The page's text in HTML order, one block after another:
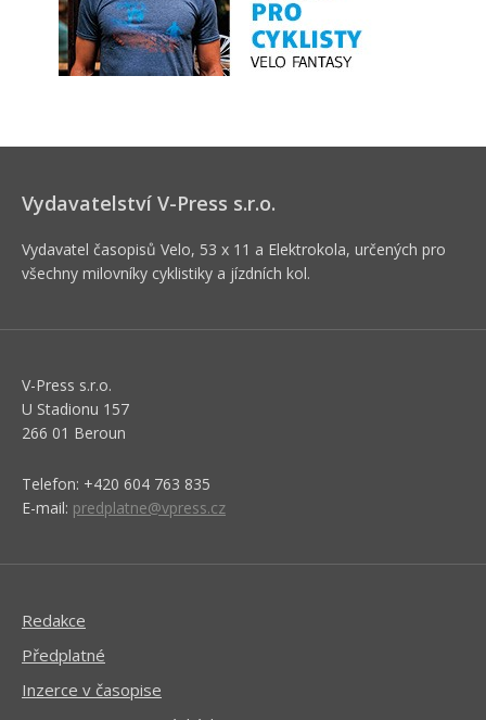
Vydavatelství V-Press s.r.o.
Vydavatel časopisů Velo, 53 x 11 a Elektrokola, určených pro
všechny milovníky cyklistiky a jízdních kol.
V-Press s.r.o.
U Stadionu 157
266 01 Beroun
Telefon: +420 604 763 835
E-mail: predplatne@vpress.cz
Redakce
Předplatné
Inzerce v časopise